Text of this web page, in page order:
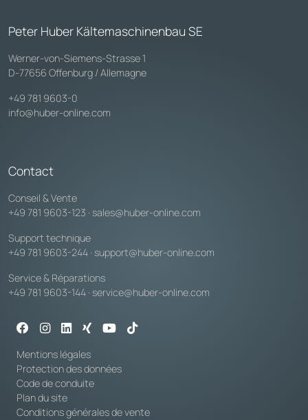
Peter Huber Kältemaschinenbau SE
Werner-von-Siemens-Strasse 1
D-77656 Offenburg / Allemagne
+49 781 9603-0
info@huber-online.com
Contact
Conseil & Vente
+49 781 9603-123 · sales@huber-online.com
Support technique
+49 781 9603-244 · support@huber-online.com
Service & Réparations
+49 781 9603-144 · service@huber-online.com
Mentions légales
Protection des données
Code de conduite
Plan du site
Conditions générales de vente